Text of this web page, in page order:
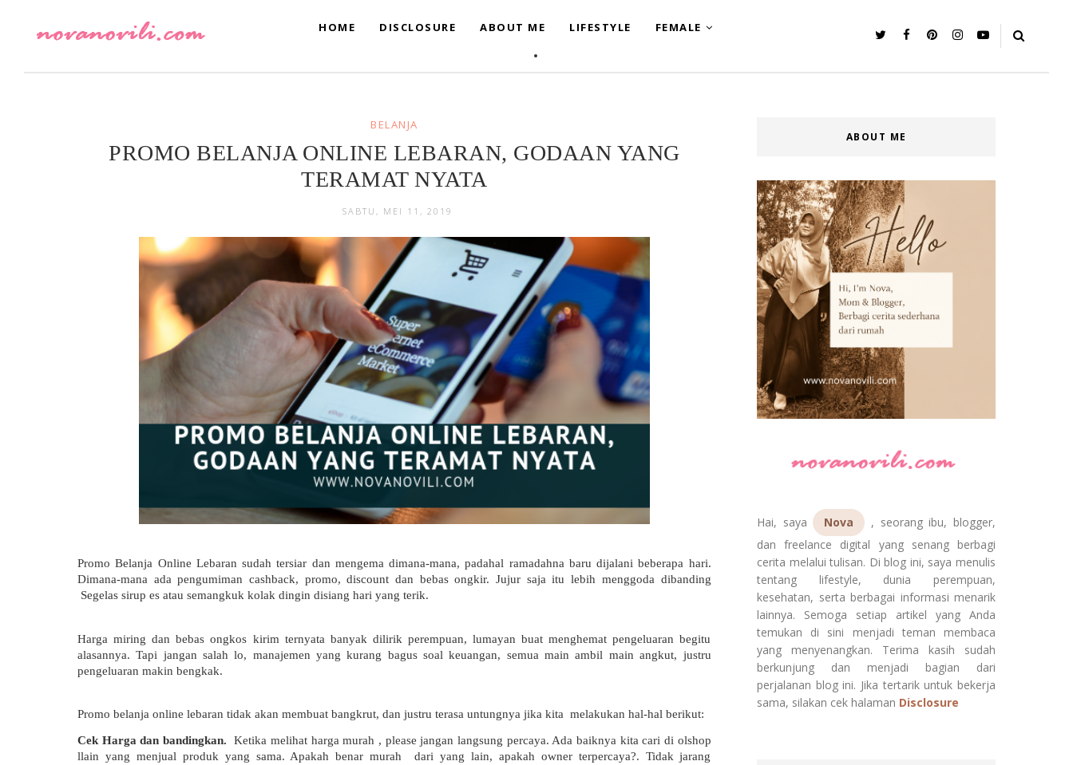
HOME DISCLOSURE ABOUT ME LIFESTYLE FEMALE
BELANJA
PROMO BELANJA ONLINE LEBARAN, GODAAN YANG
TERAMAT NYATA
SABTU, MEI 11, 2019
Promo Belanja Online Lebaran sudah tersiar dan mengema dimana-mana, padahal ramadahna baru dijalani beberapa hari.
Dimana-mana ada pengumiman cashback, promo, discount dan bebas ongkir. Jujur saja itu lebih menggoda dibanding
Segelas sirup es atau semangkuk kolak dingin disiang hari yang terik.
Harga miring dan bebas ongkos kirim ternyata banyak dilirik perempuan, lumayan buat menghemat pengeluaran begitu
alasannya. Tapi jangan salah lo, manajemen yang kurang bagus soal keuangan, semua main ambil main angkut, justru
pengeluaran makin bengkak.
Promo belanja online lebaran tidak akan membuat bangkrut, dan justru terasa untungnya jika kita  melakukan hal-hal berikut:
Cek Harga dan bandingkan.
Ketika melihat harga murah , please jangan langsung percaya. Ada baiknya kita cari di olshop
llain yang menjual produk yang sama. Apakah benar murah  dari yang lain, apakah owner terpercaya?. Tidak jarang
ABOUT ME
Hai, saya Nova
, seorang ibu, blogger,
dan freelance digital yang senang berbagi
cerita melalui tulisan. Di blog ini, saya menulis
tentang lifestyle, dunia perempuan,
kesehatan, serta berbagai informasi menarik
lainnya. Semoga setiap artikel yang Anda
temukan di sini menjadi teman membaca
yang menyenangkan. Terima kasih sudah
berkunjung dan menjadi bagian dari
perjalanan blog ini. Jika tertarik untuk bekerja
sama, silakan cek halaman Disclosure